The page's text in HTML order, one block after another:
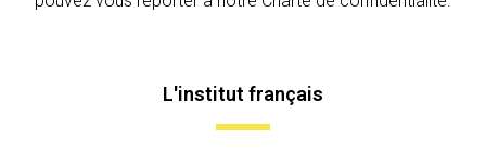
L'institut français